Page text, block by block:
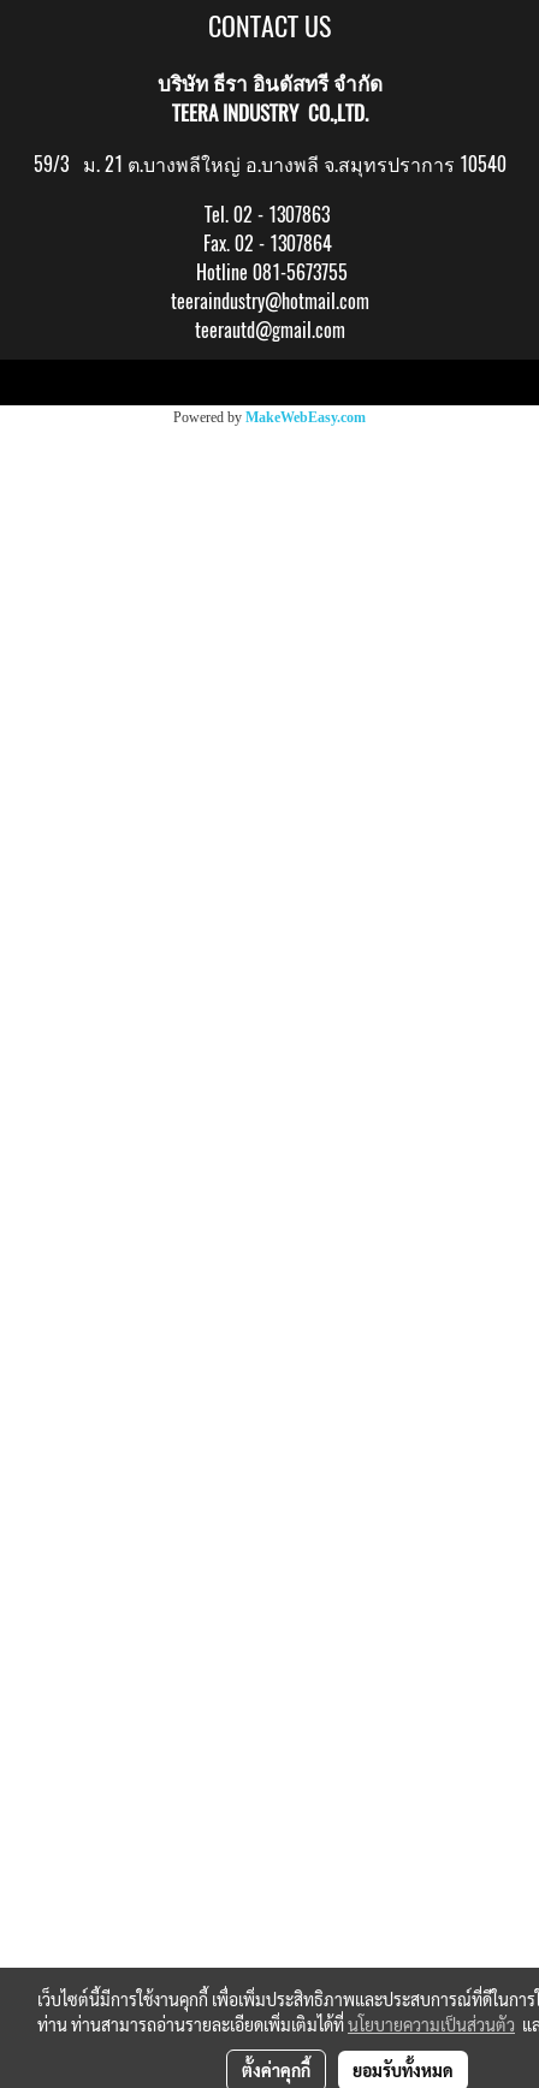
CONTACT US
บริษัท ธีรา อินดัสทรี จำกัด
TEERA INDUSTRY CO.,LTD.
59/3 ม. 21 ต.บางพลีใหญ่ อ.บางพลี จ.สมุทรปราการ 10540
Tel. 02 - 1307863
Fax. 02 - 1307864
Hotline 081-5673755
teeraindustry@hotmail.com
teerautd@gmail.com
Powered by MakeWebEasy.com
เว็บไซต์นี้มีการใช้งานคุกกี้ เพื่อเพิ่มประสิทธิภาพและประสบการณ์ที่ดีในการ
ท่าน ท่านสามารถอ่านรายละเอียดเพิ่มเติมได้ที่นโยบายความเป็นส่วนตัว แ
ตั้งค่าคุกกี้ ยอมรับทั้งหมด